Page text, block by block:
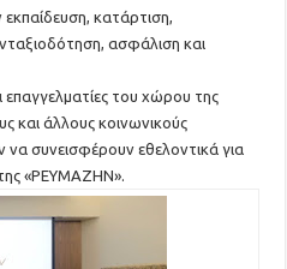
κατάρτιση,
ασφάλιση και
επαγγελματίες του χώρου της
και άλλους κοινωνικούς
να συνεισφέρουν εθελοντικά για
«ΡΕΥΜΑΖΗΝ».